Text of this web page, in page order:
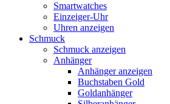
Smartwatches
Einzeiger-Uhr
Uhren anzeigen
Schmuck
Schmuck anzeigen
Anhänger
Anhänger anzeigen
Buchstaben Gold
Goldanhänger